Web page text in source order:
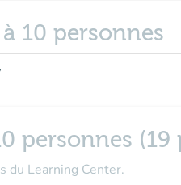
10 personnes
personnes
du Learning Center.